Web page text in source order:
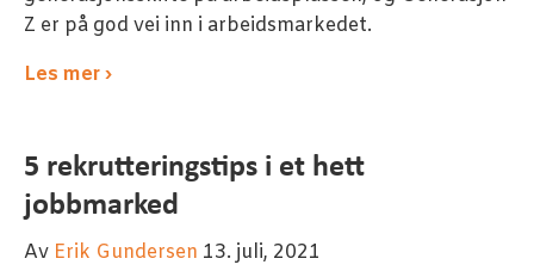
Z er på god vei inn i arbeidsmarkedet.
Les mer ›
5 rekrutteringstips i et hett
jobbmarked
Av Erik Gundersen 13. juli, 2021